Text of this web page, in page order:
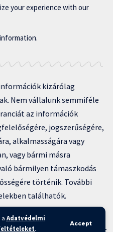
a Adatvédelmi
.
Accept
your experience with our
kizárólag
Nem vállalunk semmiféle
az információk
jogszerűségére,
alkalmasságára vagy
vagy bármi másra
bármilyen támaszkodás
történik. További
találhatók.
BFKH.hu
irányelvek – Kapcsolat –